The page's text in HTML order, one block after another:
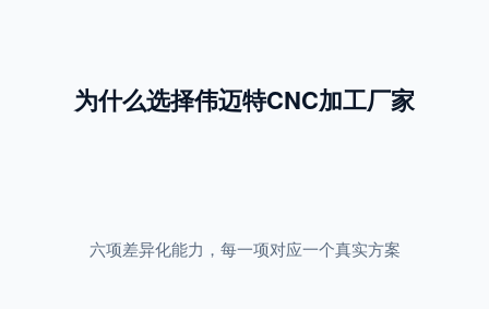
为什么选择伟迈特CNC加工厂家
六项差异化能力，每一项对应一个真实方案